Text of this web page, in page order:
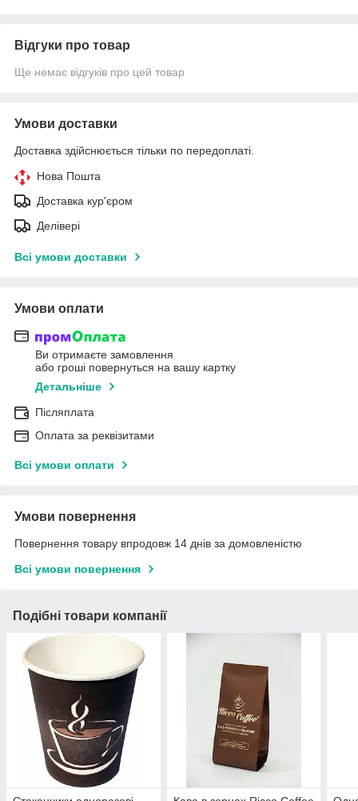
Відгуки про товар
Ще немає відгуків про цей товар
Умови доставки
Доставка здійснюється тільки по передоплаті.
Нова Пошта
Доставка кур'єром
Делівері
Всі умови доставки
Умови оплати
Ви отримаєте замовлення
або гроші повернуться на вашу картку
Детальніше
Післяплата
Оплата за реквізитами
Всі умови оплати
Умови повернення
Повернення товару впродовж 14 днів за домовленістю
Всі умови повернення
Подібні товари компанії